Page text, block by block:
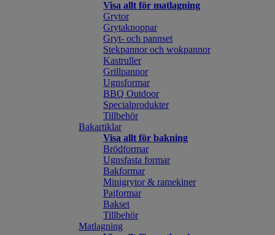
Visa allt för matlagning
Grytor
Grytaknoppar
Gryt- och pannset
Stekpannor och wokpannor
Kastruller
Grillpannor
Ugnsformar
BBQ Outdoor
Specialprodukter
Tillbehör
Bakartiklar
Visa allt för bakning
Brödformar
Ugnsfasta formar
Bakformar
Minigrytor & ramekiner
Pajformar
Bakset
Tillbehör
Matlagning